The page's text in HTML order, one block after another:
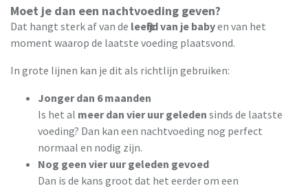
Moet je dan een nachtvoeding geven?
Dat hangt sterk af van de leeftijd van je babyen van het
moment waarop de laatste voeding plaatsvond.
In grote lijnen kan je dit als richtlijn gebruiken:
Jonger dan 6 maanden
Is het al meer dan vier uur geleden sinds de laatste
voeding? Dan kan een nachtvoeding nog perfect
normaal en nodig zijn.
Nog geen vier uur geleden gevoed
Dan is de kans groot dat het eerder om een